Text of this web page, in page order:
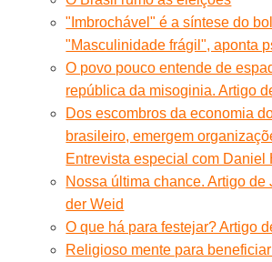
"Imbrochável" é a síntese do
"Masculinidade frágil", aponta
O povo pouco entende de
república da misoginia. Artigo
Dos escombros da economia
brasileiro, emergem
Entrevista especial com Daniel
Nossa última chance. Artigo de
der Weid
O que há para festejar? Artigo
Religioso mente para